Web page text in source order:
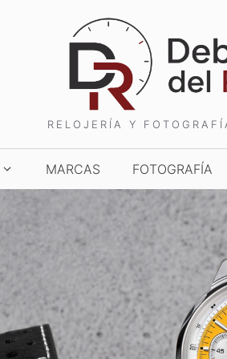
RELOJERÍA Y
AND WONDERS
MARCAS FOTOGRAFÍA